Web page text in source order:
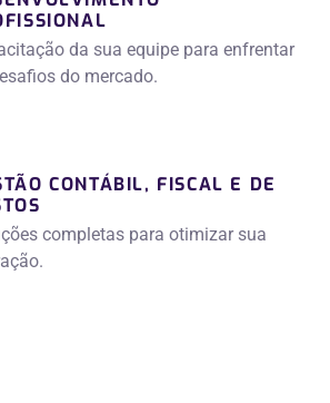
da sua equipe para enfrentar
do mercado.
CONTÁBIL, FISCAL E DE
completas para otimizar sua